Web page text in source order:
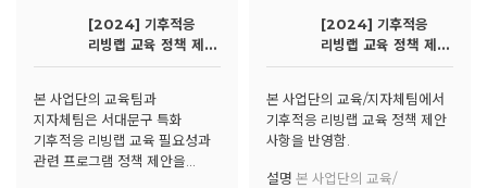
[2024] 기후적응
리빙랩 교육 정책 제안
사항 반영
본 사업단의 교육팀과
지자체팀은 서대문구 특화
기후적응 리빙랩 교육 필요성과
관련 프로그램 정책 제안을
[2024] 기후적응
리빙랩 교육 정책 제안
사항 반영
본 사업단의 교육/지자체팀에서
기후적응 리빙랩 교육 정책 제안
사항을 반영함.
설명 본 사업단의 교육/